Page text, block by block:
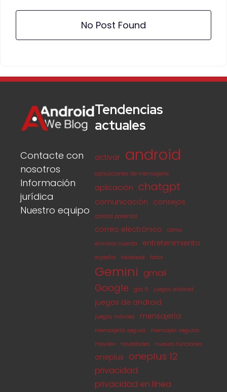
No Post Found
Contacte con
nosotros
Información
jurídica
Nuestro equipo
Tendencias
actuales
activar android
aplicaciones de mensajería
aplicación chatgpt
comunicación consejos
control parental
correo electrónico
cómo
eliminar cuenta
entretenimiento
español facebook fotos
Gemini gmail
Google gta 6 juegos android
juegos de android
juegos móviles mensajería
mensajería segura
mensajes seguros
móviles
novedades nuevas funciones
oneplus oneplus 12
privacidad
privacidad en línea